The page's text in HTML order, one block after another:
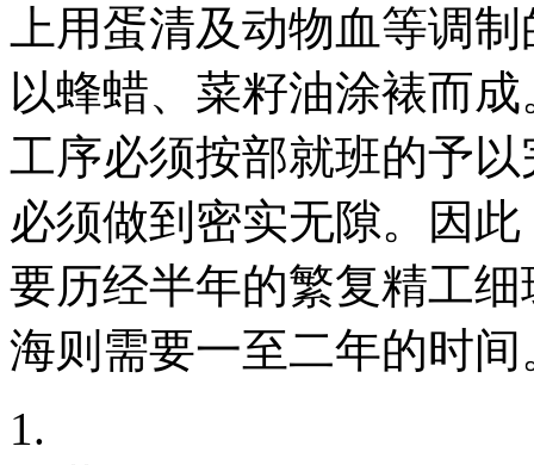
上用蛋清及动物血等调
以蜂蜡、菜籽油涂裱而
工序必须按部就班的予
必须做到密实无隙。因
要历经半年的繁复精工
海则需要一至二年的时间